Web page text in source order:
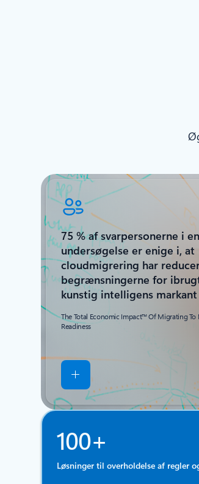
75 % af svarpersonerne i
undersøgelse er enige i, at
cloudmigrering har
begrænsningerne for
kunstig intelligens markant
The Total Economic Impact™ Of Migrating To
Readiness
100+
Løsninger til overholdelse af regler